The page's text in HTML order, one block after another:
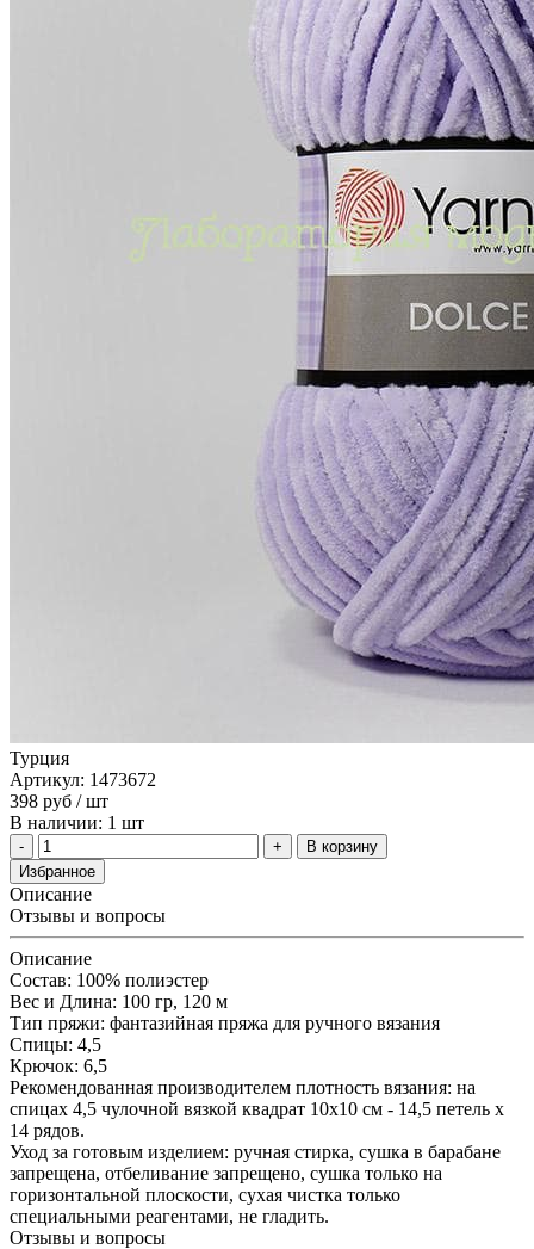
Турция
Артикул: 1473672
398 руб / шт
В наличии: 1 шт
В корзину
Избранное
Описание
Отзывы и вопросы
Описание
Состав: 100% полиэстер
Вес и Длина: 100 гр, 120 м
Тип пряжи: фантазийная пряжа для ручного вязания
Спицы: 4,5
Крючок: 6,5
Рекомендованная производителем плотность вязания: на
спицах 4,5 чулочной вязкой квадрат 10х10 см - 14,5 петель х
14 рядов.
Уход за готовым изделием: ручная стирка, сушка в барабане
запрещена, отбеливание запрещено, сушка только на
горизонтальной плоскости, сухая чистка только
специальными реагентами, не гладить.
Отзывы и вопросы